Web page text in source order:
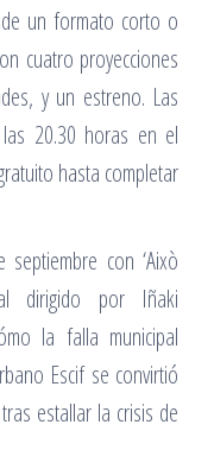
un formato corto o
cuatro proyecciones
y un estreno. Las
20.30 horas en el
hasta completar
con ‘Això
dirigido por Iñaki
la falla municipal
Escif se convirtió
estallar la crisis de